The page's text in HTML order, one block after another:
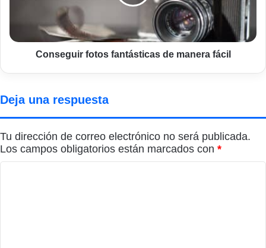
Conseguir fotos fantásticas de manera fácil
Deja una respuesta
Tu dirección de correo electrónico no será publicada.
Los campos obligatorios están marcados con *